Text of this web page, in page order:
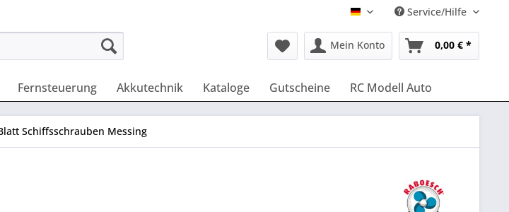
Deutsch Service/Hilfe
Mein Konto 0,00 € *
Fernsteuerung Akkutechnik Kataloge Gutscheine RC Modell Auto
Schiffsschrauben Messing